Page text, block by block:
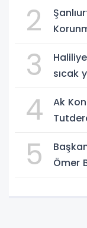
2
3
sıcak
4
Ak
5
Ömer